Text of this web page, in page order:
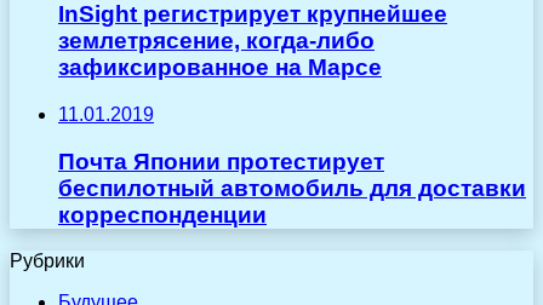
InSight регистрирует крупнейшее
землетрясение, когда-либо
зафиксированное на Марсе
11.01.2019
Почта Японии протестирует
беспилотный автомобиль для доставки
корреспонденции
Рубрики